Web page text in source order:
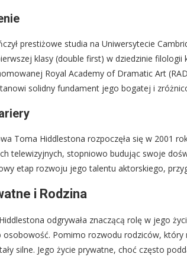
prestiżowe studia na Uniwersytecie
klasy (double first) w dziedzinie
Royal Academy of Dramatic Art
solidny fundament jego bogatej i
Toma Hiddlestona rozpoczęła się w 2001
telewizyjnych, stopniowo budując swoje
etap rozwoju jego talentu aktorskiego,
i Rodzina
odgrywała znaczącą rolę w jego
osobowość. Pomimo rozwodu rodziców, który
silne. Jego życie prywatne, choć często